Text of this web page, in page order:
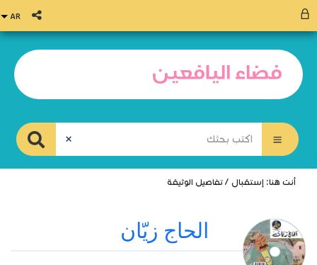
أنت هنا: إستقبال / تفاصيل الوثيقة
الحاج زيّان